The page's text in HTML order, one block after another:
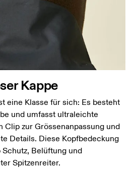
Kappe
eine Klasse für sich: Es besteht
und umfasst ultraleichte
Clip zur Grössenanpassung und
Details. Diese Kopfbedeckung
Belüftung und
Spitzenreiter.